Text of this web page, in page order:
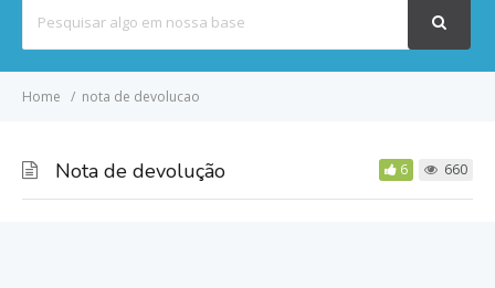
por
Home nota de devolucao
Nota de devolução 6 660